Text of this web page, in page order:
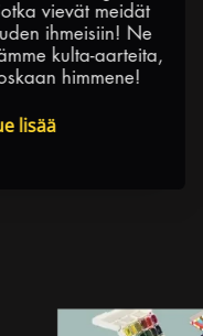
meidät
Ne
aarteita,
himmene!